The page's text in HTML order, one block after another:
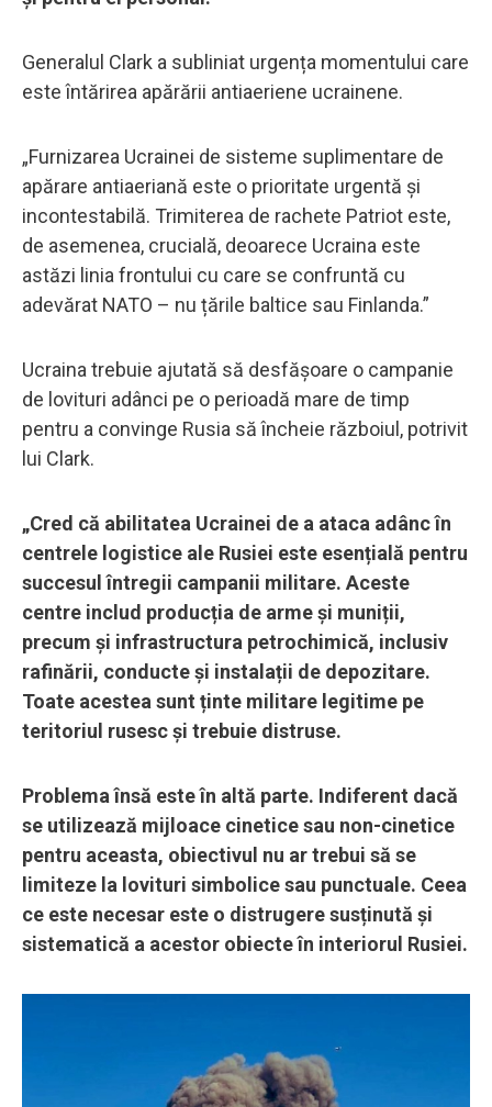
Generalul Clark a subliniat urgența momentului care
este întărirea apărării antiaeriene ucrainene.
„Furnizarea Ucrainei de sisteme suplimentare de
apărare antiaeriană este o prioritate urgentă și
incontestabilă. Trimiterea de rachete Patriot este,
de asemenea, crucială, deoarece Ucraina este
astăzi linia frontului cu care se confruntă cu
adevărat NATO – nu țările baltice sau Finlanda.”
Ucraina trebuie ajutată să desfășoare o campanie
de lovituri adânci pe o perioadă mare de timp
pentru a convinge Rusia să încheie războiul, potrivit
lui Clark.
„Cred că abilitatea Ucrainei de a ataca adânc în
centrele logistice ale Rusiei este esențială pentru
succesul întregii campanii militare. Aceste
centre includ producția de arme și muniții,
precum și infrastructura petrochimică, inclusiv
rafinării, conducte și instalații de depozitare.
Toate acestea sunt ținte militare legitime pe
teritoriul rusesc și trebuie distruse.
Problema însă este în altă parte. Indiferent dacă
se utilizează mijloace cinetice sau non-cinetice
pentru aceasta, obiectivul nu ar trebui să se
limiteze la lovituri simbolice sau punctuale. Ceea
ce este necesar este o distrugere susținută și
sistematică a acestor obiecte în interiorul Rusiei.